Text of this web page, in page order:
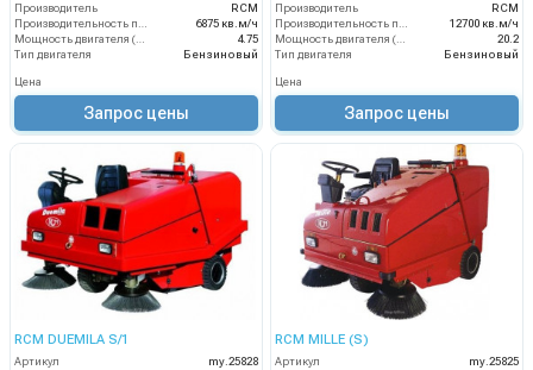
Производитель
RCM
Производительность по площади
6875 кв.м/ч
Мощность двигателя (лс)
4.75
Тип двигателя
Бензиновый
Цена
Запрос цены
Производитель
RCM
Производительность по площади
12700 кв.м/ч
Мощность двигателя (лс)
20.2
Тип двигателя
Бензиновый
Цена
Запрос цены
RCM DUEMILA S/1
Артикул
my.25828
RCM MILLE (S)
Артикул
my.25825